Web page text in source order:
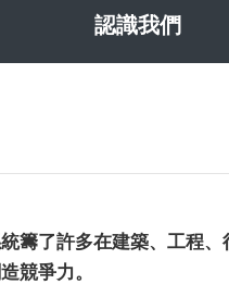
認識我們
籌了許多在建築、工程
競爭力。